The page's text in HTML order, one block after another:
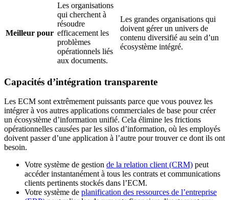
Meilleur pour
Les organisations
qui cherchent à
résoudre
efficacement les
problèmes
opérationnels liés
aux documents.
Les grandes organisations qui
doivent gérer un univers de
contenu diversifié au sein d’un
écosystème intégré.
Capacités d’intégration transparente
Les ECM sont extrêmement puissants parce que vous pouvez les
intégrer à vos autres applications commerciales de base pour créer
un écosystème d’information unifié. Cela élimine les frictions
opérationnelles causées par les silos d’information, où les employés
doivent passer d’une application à l’autre pour trouver ce dont ils ont
besoin.
Votre système de gestion de la relation client (CRM) peut
accéder instantanément à tous les contrats et communications
clients pertinents stockés dans l’ECM.
Votre système de planification des ressources de l’entreprise